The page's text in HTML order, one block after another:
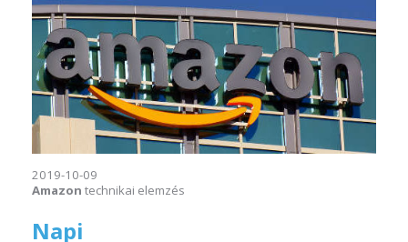
2019-10-09
Amazon technikai elemzés
Napi